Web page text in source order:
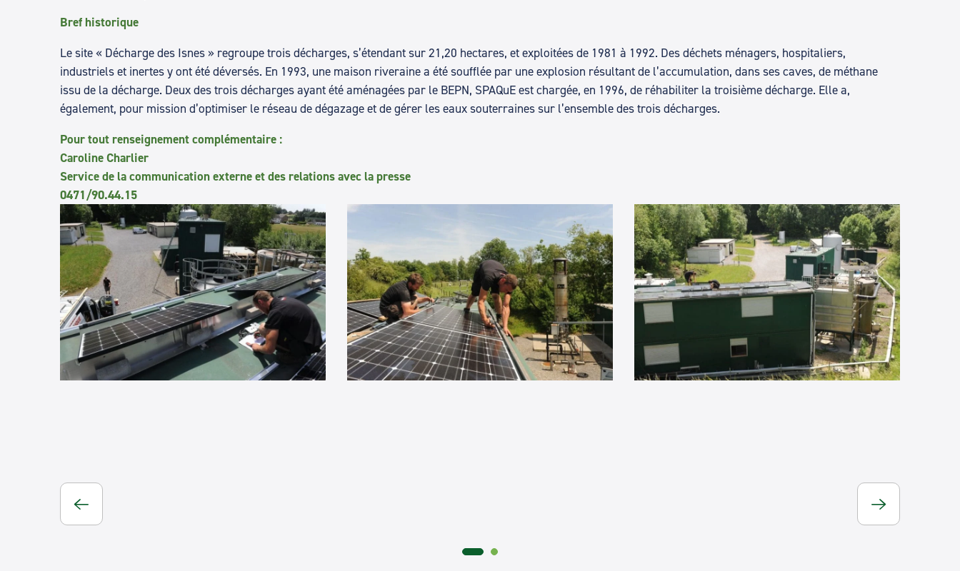
Bref historique
Le site « Décharge des Isnes » regroupe trois décharges, s’étendant sur 21,20 hectares, et exploitées de 1981 à 1992. Des déchets ménagers, hospitaliers,
industriels et inertes y ont été déversés. En 1993, une maison riveraine a été soufflée par une explosion résultant de l’accumulation, dans ses caves, de méthane
issu de la décharge. Deux des trois décharges ayant été aménagées par le BEPN, SPAQuE est chargée, en 1996, de réhabiliter la troisième décharge. Elle a,
également, pour mission d’optimiser le réseau de dégazage et de gérer les eaux souterraines sur l’ensemble des trois décharges.
Pour tout renseignement complémentaire :
Caroline Charlier
Service de la communication externe et des relations avec la presse
0471/90.44.15